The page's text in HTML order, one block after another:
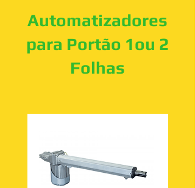
Automatizadores
para Portão 1ou 2
Folhas